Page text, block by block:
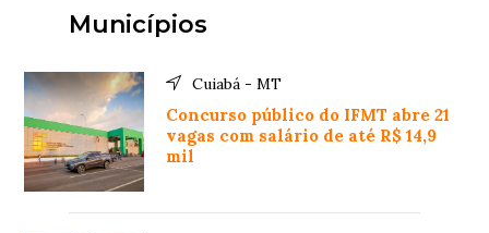
Municípios
Cuiabá - MT
Concurso público do IFMT abre 21
vagas com salário de até R$ 14,9
mil